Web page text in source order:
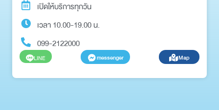
เปิดให้บริการทุกวัน
เวลา 10.00-19.00 น.
099-2122000
LINE messenger Map